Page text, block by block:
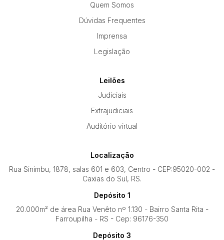
Quem Somos
Dúvidas Frequentes
Imprensa
Legislação
Leilões
Judiciais
Extrajudiciais
Auditório virtual
Localização
Rua Sinimbu, 1878, salas 601 e 603, Centro - CEP:95020-002 -
Caxias do Sul, RS.
Depósito 1
20.000m² de área Rua Venêto nº 1.130 - Bairro Santa Rita -
Farroupilha - RS - Cep: 96176-350
Depósito 3